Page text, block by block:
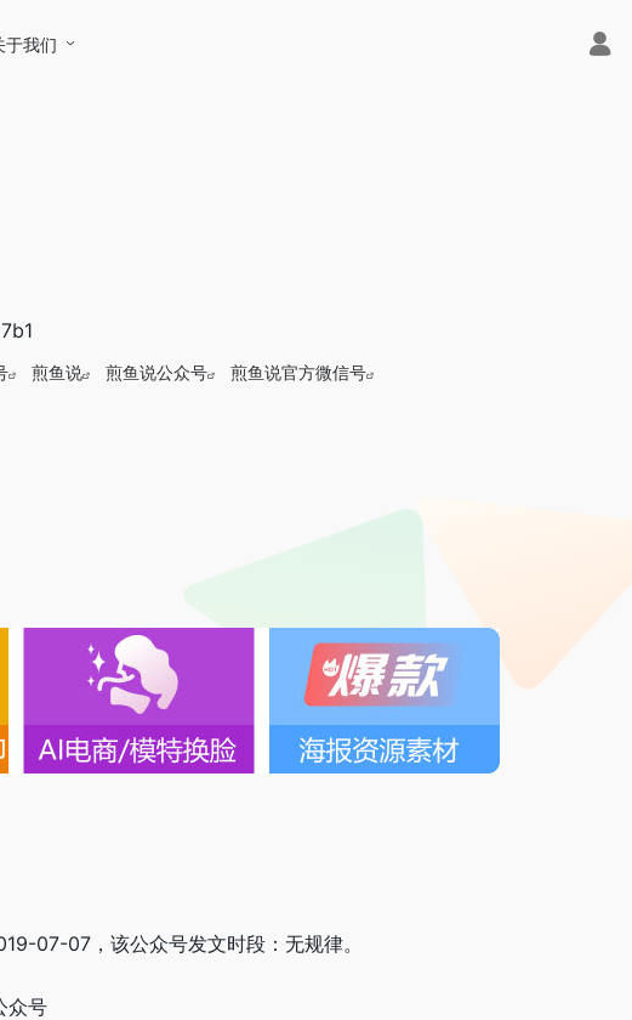
于我们
煎鱼说 煎鱼说公众号 煎鱼说官方微信号
07-07，该公众号发文时段：无规律。
众号